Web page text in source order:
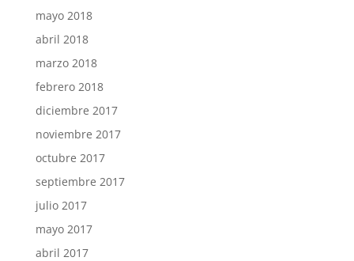
mayo 2018
abril 2018
marzo 2018
febrero 2018
diciembre 2017
noviembre 2017
octubre 2017
septiembre 2017
julio 2017
mayo 2017
abril 2017